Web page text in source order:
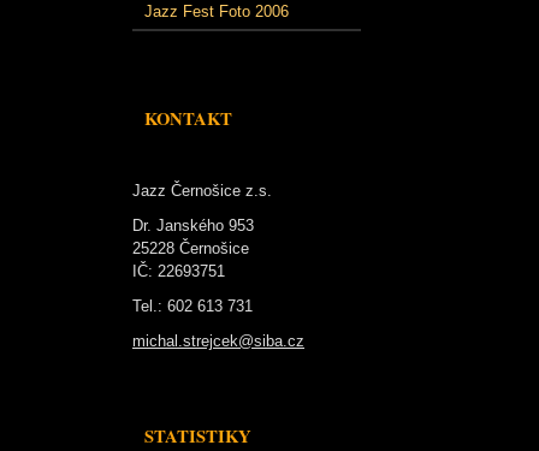
Jazz Fest Foto 2006
KONTAKT
Jazz Černošice z.s.
Dr. Janského 953
25228 Černošice
IČ: 22693751
Tel.: 602 613 731
michal.strejcek@siba.cz
STATISTIKY